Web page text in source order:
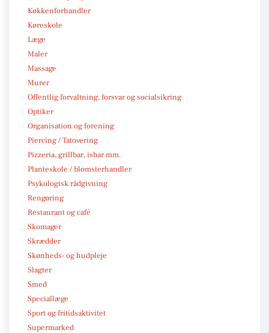
Køkkenforhandler
Køreskole
Læge
Maler
Massage
Murer
Offentlig forvaltning, forsvar og socialsikring
Optiker
Organisation og forening
Piercing / Tatovering
Pizzeria, grillbar, isbar mm.
Planteskole / blomsterhandler
Psykologisk rådgivning
Rengøring
Restaurant og café
Skomager
Skrædder
Skønheds- og hudpleje
Slagter
Smed
Speciallæge
Sport og fritidsaktivitet
Supermarked